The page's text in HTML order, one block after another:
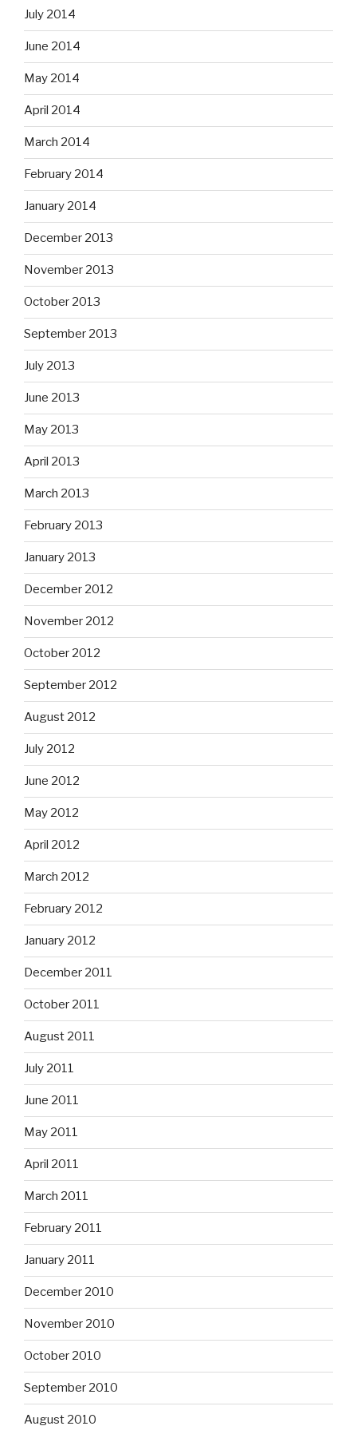
July 2014
June 2014
May 2014
April 2014
March 2014
February 2014
January 2014
December 2013
November 2013
October 2013
September 2013
July 2013
June 2013
May 2013
April 2013
March 2013
February 2013
January 2013
December 2012
November 2012
October 2012
September 2012
August 2012
July 2012
June 2012
May 2012
April 2012
March 2012
February 2012
January 2012
December 2011
October 2011
August 2011
July 2011
June 2011
May 2011
April 2011
March 2011
February 2011
January 2011
December 2010
November 2010
October 2010
September 2010
August 2010